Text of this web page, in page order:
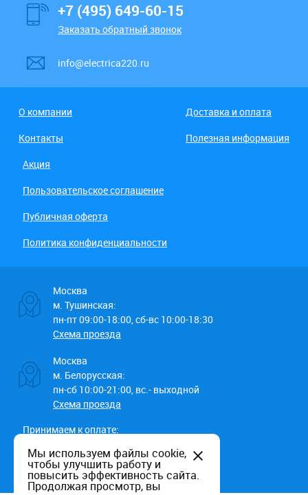
+7 (495) 649-60-15
Заказать обратный звонок
info@electrica220.ru
О компании
Доставка и оплата
Контакты
Полезная информация
Акция
Пользовательское соглашение
Публичная оферта
Политика конфиденциальности
Москва
м. Тушинская:
пн-пт 09:00-18:00, сб-вс 10:00-18:30
Схема проезда
Москва
м. Белорусская:
пн-сб 10:00-21:00, вс.- выходной
Схема проезда
Принимаем к оплате:
Мы используем файлы cookie,
чтобы улучшить работу и
повысить эффективность сайта.
Продолжая просмотр, вы